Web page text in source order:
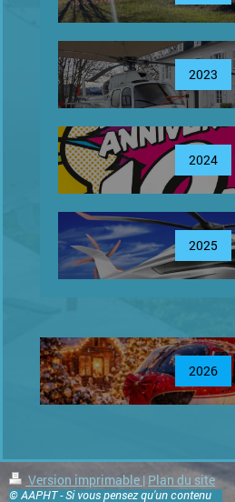
2023
2024
2025
2026
Version imprimable | Plan du site
© AAPHT - Si vous pensez qu'un contenu